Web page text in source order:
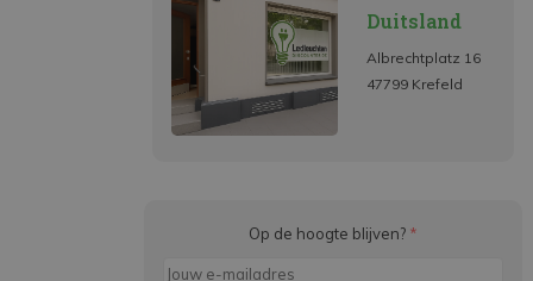
Duitsland
Albrechtplatz 16
47799 Krefeld
Op de hoogte blijven? *